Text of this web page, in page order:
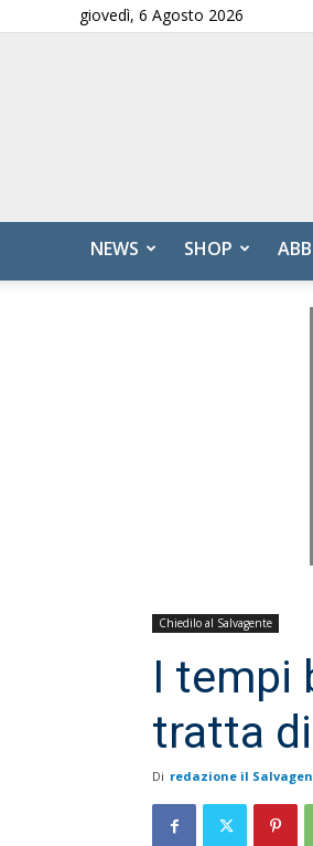
giovedì, 6 Agosto 2026
NEWS SHOP
Chiedilo al Salvagente
I tempi
tratta
Di redazione il